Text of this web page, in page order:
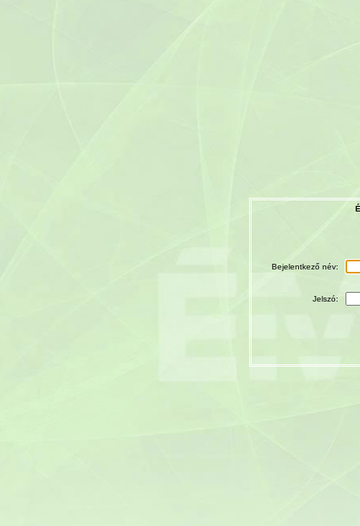
Bejelentkező név:
Jelszó: